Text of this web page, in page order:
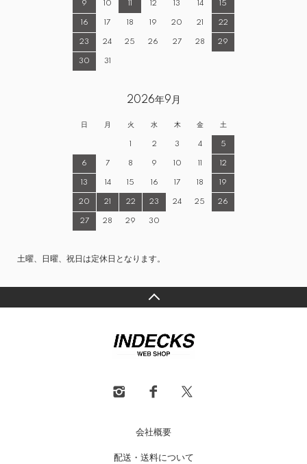
9 10 11 12 13 14 15
16 17 18 19 20 21 22
23 24 25 26 27 28 29
30 31
2026年9月
日 月 火 水 木 金 土
1 2 3 4 5
6 7 8 9 10 11 12
13 14 15 16 17 18 19
20 21 22 23 24 25 26
27 28 29 30
土曜、日曜、祝日は定休日となります。
会社概要
配送・送料について